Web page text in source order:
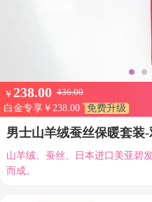
￥ 238.00 436.00
白金专享￥238.00
免费升级
男士山羊绒蚕丝保暖套装
山羊绒、蚕丝、日本进口美亚碧
而成。